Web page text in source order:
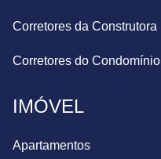
Corretores da Construtora
Corretores do Condomínio
IMÓVEL
Apartamentos